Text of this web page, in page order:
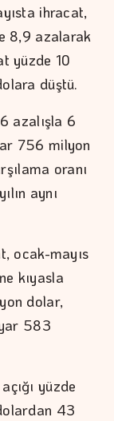
ihracat,
8,9 azalarak
yüzde 10
düştü.
azalışla 6
756 milyon
oranı
aynı
ocak-mayıs
kıyasla
dolar,
583
yüzde
43